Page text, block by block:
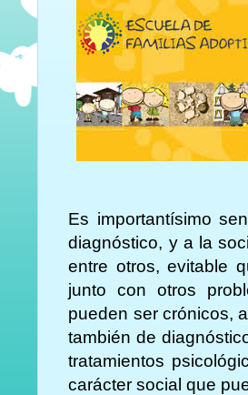
Es importantísimo
diagnóstico, y a la
entre otros, evitable
junto con otros
pueden ser crónicos,
también de
tratamientos
carácter social que